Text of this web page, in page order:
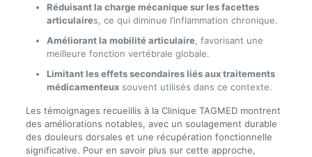
Réduisant la charge mécanique sur les facettes
articulaires, ce qui diminue l’inflammation chronique.
Améliorant la mobilité articulaire, favorisant une
meilleure fonction vertébrale globale.
Limitant les effets secondaires liés aux traitements
médicamenteuxsouvent utilisés dans ce contexte.
Les témoignages recueillis à la Clinique TAGMED montrent
des améliorations notables, avec un soulagement durable
des douleurs dorsales et une récupération fonctionnelle
significative. Pour en savoir plus sur cette approche,